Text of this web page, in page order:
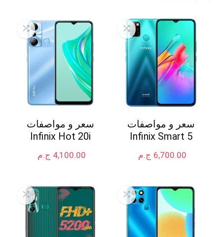
سعر و مواصفات
Infinix Smart 5
ج.م 6,700.00
سعر و مواصفات
Infinix Hot 20i
ج.م 4,100.00